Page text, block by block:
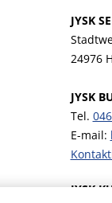
JYSK SE
24976
JYSK
Tel.
E-mail:
JYSK